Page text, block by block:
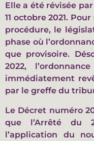
Elle a été révisée
11 octobre 2021.
procédure, le
phase où
que provisoire.
2022,
immédiatement
par le greffe du
Le Décret numéro
que l’Arrêté du
l’application du